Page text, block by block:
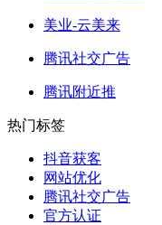
美业-云美来
腾讯社交广告
腾讯附近推
热门标签
抖音获客
网站优化
腾讯社交广告
官方认证